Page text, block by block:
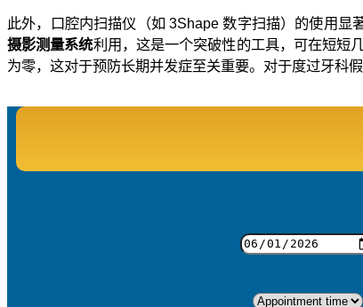
此外，口腔内扫描仪（如 3Shape 数字扫描）的使用
摄影测量系统利用，这是一个突破性的工具，可在短短
为零，这对于预防长期并发症至关重要。对于度过牙科